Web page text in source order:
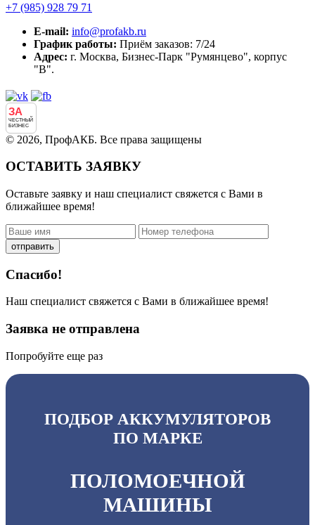
+7 (985) 928 79 71
E-mail: info@profakb.ru
График работы: Приём заказов: 7/24
Адрес: г. Москва, Бизнес-Парк "Румянцево", корпус
"В".
ЗА
ЧЕСТНЫЙ
БИЗНЕС
© 2026, ПрофАКБ. Все права защищены
ОСТАВИТЬ ЗАЯВКУ
Оставьте заявку и наш специалист свяжется с Вами в
ближайшее время!
отправить
Спасибо!
Наш специалист свяжется с Вами в ближайшее время!
Заявка не отправлена
Попробуйте еще раз
ПОДБОР АККУМУЛЯТОРОВ
ПО МАРКЕ
ПОЛОМОЕЧНОЙ
МАШИНЫ